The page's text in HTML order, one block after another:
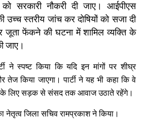
सरकारी नौकरी दी जाए। आईपीएस
उच्च स्तरीय जांच कर दोषियों को सजा दी
जूता फेंकने की घटना में शामिल व्यक्ति के
जाए।
ने स्पष्ट किया कि यदि इन मांगों पर शीघ्र
तेज किया जाएगा। पार्टी ने यह भी कहा कि वे
के लिए सड़क से संसद तक आवाज उठाते रहेंगे।
नेतृत्व जिला सचिव रामप्रकाश ने किया।